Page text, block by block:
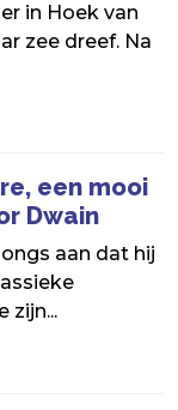
in Hoek van
zee dreef. Na
een mooi
Dwain
aan dat hij
zijn...